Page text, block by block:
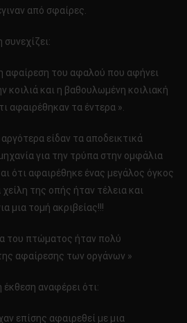
από σφαίρες.
αφαίρεση του αφαλού που αφήνει
κοιλιά και η βαθουλωμένη κοιλιακή
αφαιρέθηκαν τα έντερα ».
είδαν τα αποδεικτικά
για την τρύπα στην ομφάλια
ότι αφαιρέθηκε ένας μεγάλος όγκος
της οπής ήταν τέλεια και
μια τομή ακριβείας!!!
του πτώματος ήταν πολύ
αφαίρεσης των οργάνων »
έκθεση αναφέρει ότι:
επίσης αφαιρεθεί με μια